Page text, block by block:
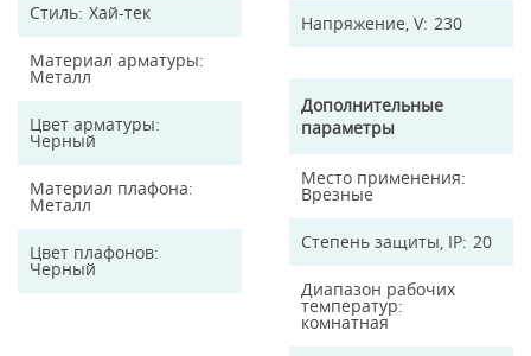
Стиль Хай-тек
Материал арматуры
Металл
Цвет арматуры
Черный
Материал плафона
Металл
Цвет плафонов
Черный
Напряжение, V 230
Дополнительные
параметры
Место применения
Врезные
Степень защиты, IP 20
Диапазон рабочих
температур
комнатная